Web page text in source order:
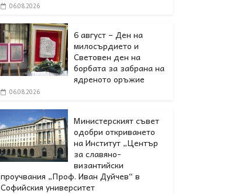
06.08.2026
6 август – Ден на
милосърдието и
Световен ден на
борбата за забрана на
ядреното оръжие
06.08.2026
Министерският съвет
одобри откриването
на Институт „Център
за славяно-
византийски
проучвания „Проф. Иван Дуйчев“ в
Софийския университет